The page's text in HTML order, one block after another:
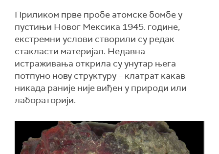
Приликом прве пробе атомске бомбе у
пустињи Новог Мексика 1945. године,
екстремни услови створили су редак
стакласти материјал. Недавна
истраживања открила су унутар њега
потпуно нову структуру – клатрат какав
никада раније није виђен у природи или
лабораторији.